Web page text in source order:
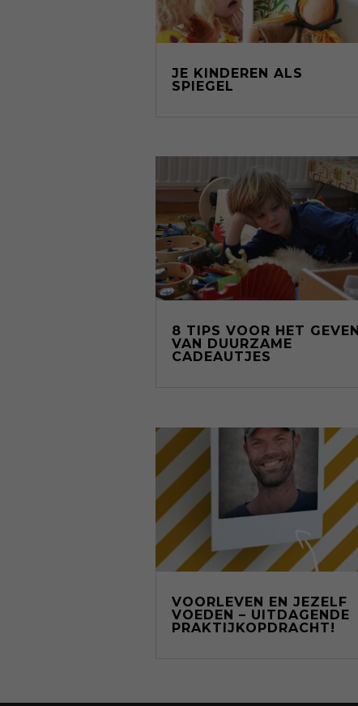
JE KINDEREN ALS
SPIEGEL
8 TIPS VOOR HET GEVEN
VAN DUURZAME
CADEAUTJES
VOORLEVEN EN JEZELF
VOEDEN – UITDAGENDE
PRAKTIJKOPDRACHT!